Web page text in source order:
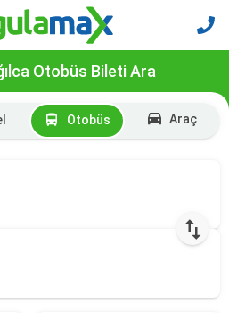
Otobüs Bileti Ara
Otobüs Araç